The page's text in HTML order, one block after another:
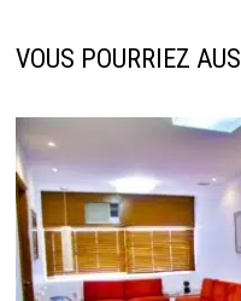
VOUS POURRIEZ